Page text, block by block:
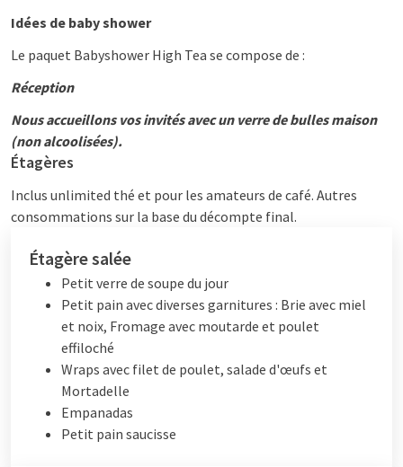
Idées de baby shower
Le paquet Babyshower High Tea se compose de :
Réception
Nous accueillons vos invités avec un verre de bulles maison
(non alcoolisées).
Étagères
Inclus unlimited thé et pour les amateurs de café. Autres
consommations sur la base du décompte final.
Étagère salée
Petit verre de soupe du jour
Petit pain avec diverses garnitures : Brie avec miel
et noix, Fromage avec moutarde et poulet
effiloché
Wraps avec filet de poulet, salade d'œufs et
Mortadelle
Empanadas
Petit pain saucisse